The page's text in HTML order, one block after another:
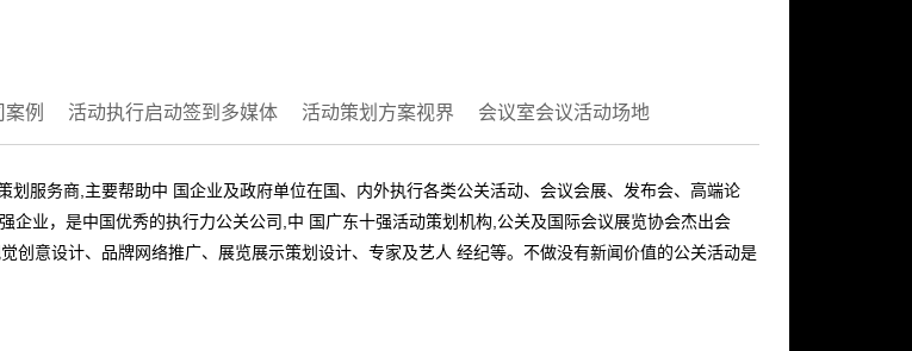
例 活动执行启动签到多媒体 活动策划方案视界 会议室会议活动场地
服务商,主要帮助中 国企业及政府单位在国、内外执行各类公关活动、会议会展、发布会、高端论
业，是中国优秀的执行力公关公司,中 国广东十强活动策划机构,公关及国际会议展览协会杰出会
创意设计、品牌网络推广、展览展示策划设计、专家及艺人 经纪等。不做没有新闻价值的公关活动是